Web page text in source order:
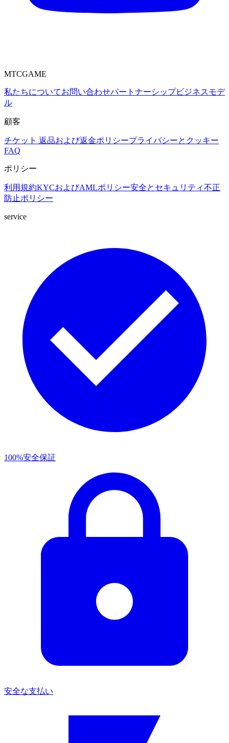
MTCGAME
私たちについてお問い合わせパートナーシップビジネスモデ
ル
顧客
チケット 返品および返金ポリシープライバシーとクッキー
FAQ
ポリシー
利用規約KYCおよびAMLポリシー安全とセキュリティ不正
防止ポリシー
service
100%安全保証
安全な支払い